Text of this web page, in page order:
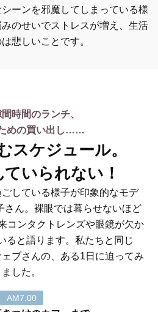
ーンを邪魔してしまっている様
のせいでストレスが増え、生活
悲しいことです。
時間のランチ、
めの買い出し……
スケジュール。
いられない！
している様子が印象的なモデ
さん。裸眼では暮らせないほど
コンタクトレンズや眼鏡が欠か
ると語ります。私たちと同じ
ブさんの、ある1日に迫ってみ
ました。
AM7:00